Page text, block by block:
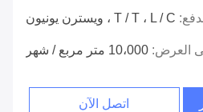
T / T ، L / C ، ويسترن يونيون
العرض: 10،000 متر مربع / شهر
اتصل الآن